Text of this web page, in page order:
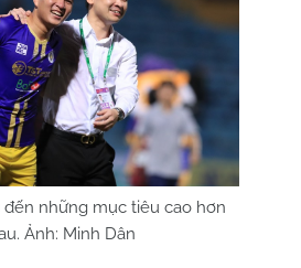
đến những mục tiêu cao hơn
Ảnh: Minh Dân